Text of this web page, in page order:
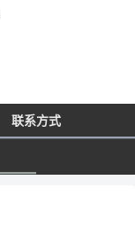
联系方式